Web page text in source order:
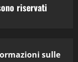
riservati
sulle